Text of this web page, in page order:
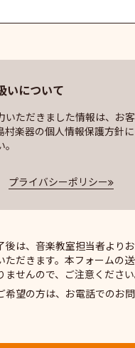
いについて
いただきました情報は、お
村楽器の個人情報保護方針
プライバシーポリシー
後は、音楽教室担当者より
ただきます。本フォームの
ませんので、ご注意ください
希望の方は、お電話でのお